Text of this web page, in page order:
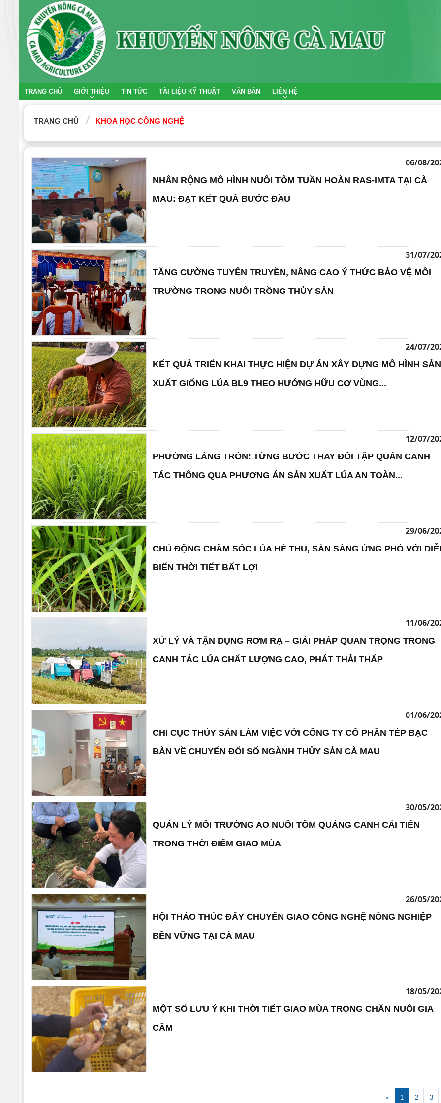
TRANG CHỦ GIỚI THIỆU TIN TỨC TÀI LIỆU KỸ THUẬT VĂN BẢN LIÊN HỆ
TRANG CHỦ KHOA HỌC CÔNG NGHỆ
06/08/
NHÂN RỘNG MÔ HÌNH NUÔI TÔM TUẦN HOÀN RAS-IMTA TẠI CÀ
MAU: ĐẠT KẾT QUẢ BƯỚC ĐẦU
31/07/
TĂNG CƯỜNG TUYÊN TRUYỀN, NÂNG CAO Ý THỨC BẢO VỆ MÔI
TRƯỜNG TRONG NUÔI TRỒNG THỦY SẢN
24/07/
KẾT QUẢ TRIỂN KHAI THỰC HIỆN DỰ ÁN XÂY DỰNG MÔ HÌNH SẢN
XUẤT GIỐNG LÚA BL9 THEO HƯỚNG HỮU CƠ VÙNG...
12/07/
PHƯỜNG LÁNG TRÒN: TỪNG BƯỚC THAY ĐỔI TẬP QUÁN CANH
TÁC THÔNG QUA PHƯƠNG ÁN SẢN XUẤT LÚA AN TOÀN...
29/06/
CHỦ ĐỘNG CHĂM SÓC LÚA HÈ THU, SẴN SÀNG ỨNG PHÓ VỚI
BIẾN THỜI TIẾT BẤT LỢI
11/06/
XỬ LÝ VÀ TẬN DỤNG RƠM RẠ – GIẢI PHÁP QUAN TRỌNG TRONG
CANH TÁC LÚA CHẤT LƯỢNG CAO, PHÁT THẢI THẤP
01/06/
CHI CỤC THỦY SẢN LÀM VIỆC VỚI CÔNG TY CỔ PHẦN TÉP BẠC
BÀN VỀ CHUYỂN ĐỔI SỐ NGÀNH THỦY SẢN CÀ MAU
30/05/
QUẢN LÝ MÔI TRƯỜNG AO NUÔI TÔM QUẢNG CANH CẢI TIẾN
TRONG THỜI ĐIỂM GIAO MÙA
26/05/
HỘI THẢO THÚC ĐẨY CHUYỂN GIAO CÔNG NGHỆ NÔNG NGHIỆP
BỀN VỮNG TẠI CÀ MAU
18/05/
MỘT SỐ LƯU Ý KHI THỜI TIẾT GIAO MÙA TRONG CHĂN NUÔI GIA
CẦM
« 1 2 3